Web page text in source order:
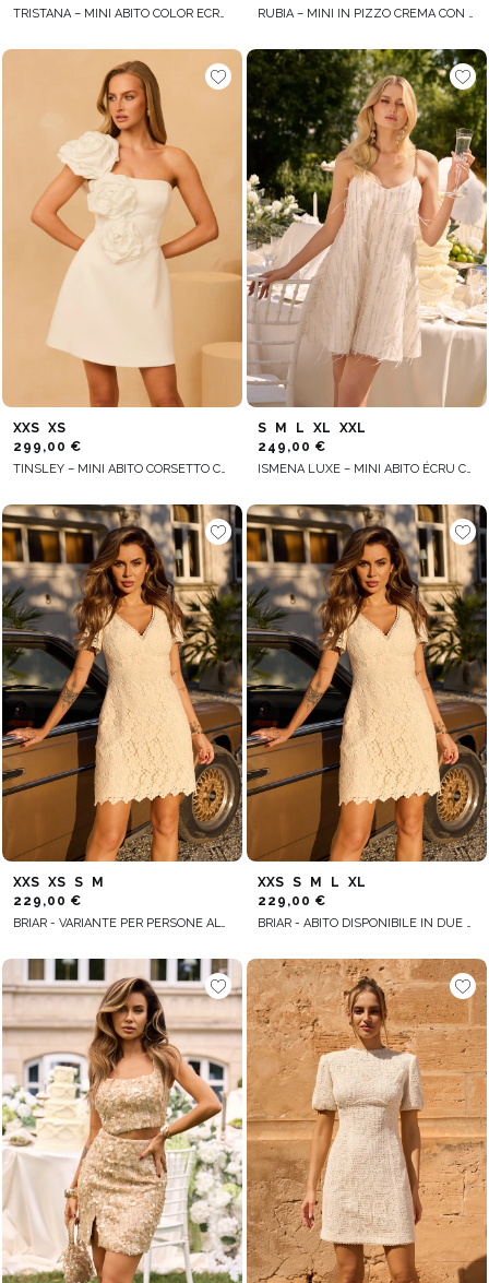
TRISTANA – MINI ABITO COLOR ECRU CON MANICHE AMPIE RUBIA – MINI IN PIZZO CREMA CON SOTTOGONNA BEIGE
XXS XS
299,00 €
TINSLEY – MINI ABITO CORSETTO CON FIORI DISPOSTI A MANO
S M L XL
XXL
249,00 €
ISMENA LUXE – MINI ABITO ÉCRU CON PAILLETTES E PIUME
XXS XS S
M
229,00 €
BRIAR - VARIANTE PER PERSONE ALTE
XXS S M L
XL
229,00 €
BRIAR - ABITO DISPONIBILE IN DUE VARIANTI A SECONDA DELL’ALTEZZA